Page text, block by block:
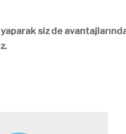
siz de